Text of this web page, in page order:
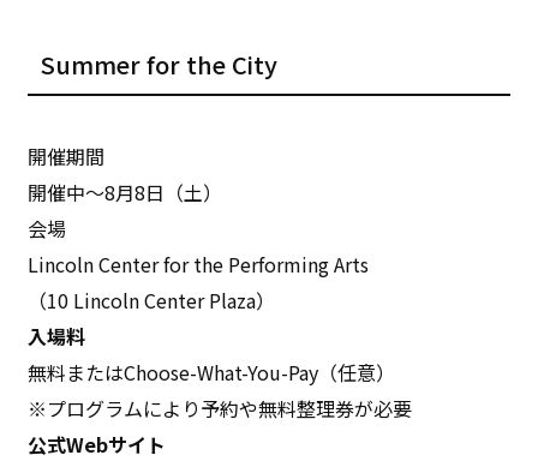
Summer for the City
開催期間
開催中〜8月8日（土）
会場
Lincoln Center for the Performing Arts
（10 Lincoln Center Plaza）
入場料
無料またはChoose-What-You-Pay（任意）
※プログラムにより予約や無料整理券が必要
公式Webサイト